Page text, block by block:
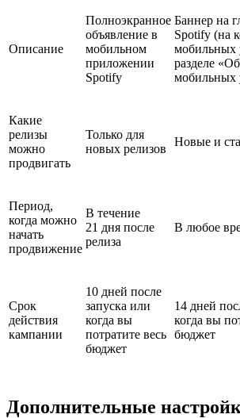
Описание
Полноэкранное
объявление в
мобильном
приложении
Spotify
Баннер на
Spotify (на
мобильных
разделе
мобильных
Какие
релизы
можно
продвигать
Только для
новых релизов
Новые и
Период,
когда можно
начать
продвижение
В течение
21 дня после
релиза
В любое
Срок
действия
кампании
10 дней после
запуска или
когда вы
потратите весь
бюджет
14 дней
когда вы
бюджет
Дополнительные